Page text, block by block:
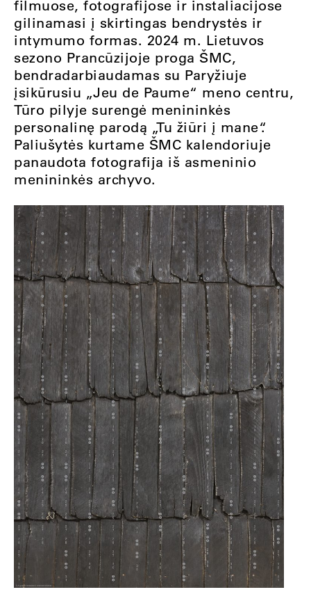
filmuose, fotografijose ir instaliacijose
gilinamasi į skirtingas bendrystės ir
intymumo formas. 2024 m. Lietuvos
sezono Prancūzijoje proga ŠMC,
bendradarbiaudamas su Paryžiuje
įsikūrusiu „Jeu de Paume“ meno centru,
Tūro pilyje surengė menininkės
personalinę parodą „Tu žiūri į mane“.
Paliušytės kurtame ŠMC kalendoriuje
panaudota fotografija iš asmeninio
menininkės archyvo.